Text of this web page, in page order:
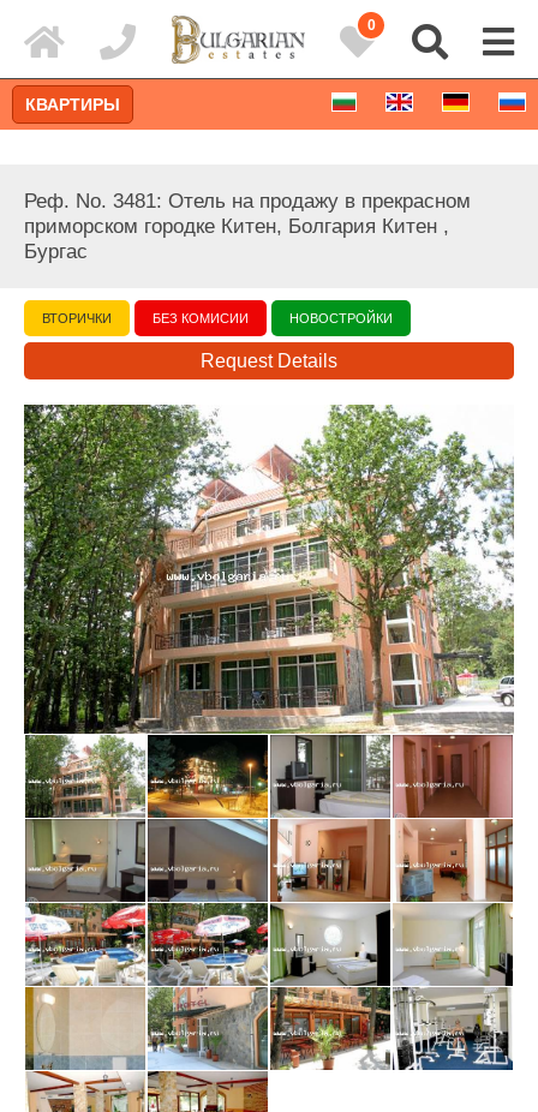
0
Расширенный поиск
КВАРТИРЫ
Реф. No. 3481: Отель на продажу в прекрасном
приморском городке Китен, Болгария Китен ,
Бургас
ВТОРИЧКИ БЕЗ КОМИСИИ НОВОСТРОЙКИ
Request Details